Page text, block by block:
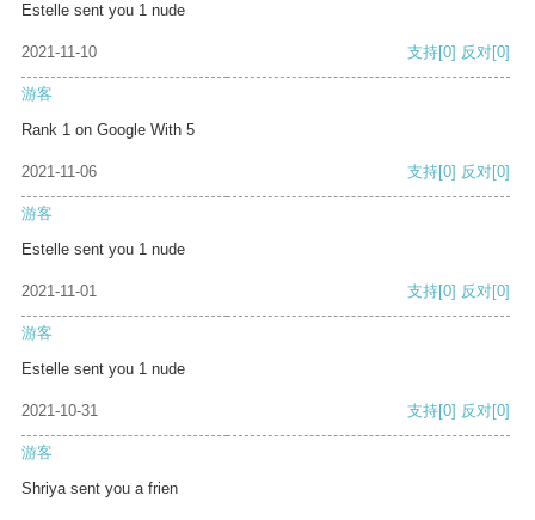
Estelle sent you 1 nude
2021-11-10 支持[0] 反对[0]
游客
Rank 1 on Google With 5
2021-11-06 支持[0] 反对[0]
游客
Estelle sent you 1 nude
2021-11-01 支持[0] 反对[0]
游客
Estelle sent you 1 nude
2021-10-31 支持[0] 反对[0]
游客
Shriya sent you a frien